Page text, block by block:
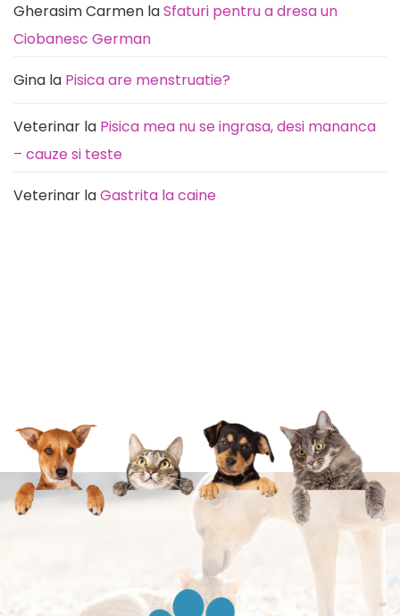
Gherasim Carmen laSfaturi pentru a dresa un
Ciobanesc German
Gina la Pisica are menstruatie?
Veterinar la Pisica mea nu se ingrasa, desi mananca
– cauze si teste
Veterinar laGastrita la caine